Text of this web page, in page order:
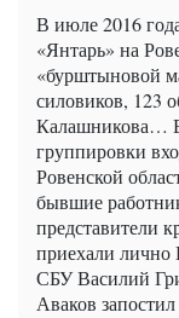
В июле 2016
«Янтарь» на
«бурштыновой
силовиков, 123
Калашникова…
группировки
Ровенской
бывшие
представители
приехали лично
СБУ Василий
Аваков